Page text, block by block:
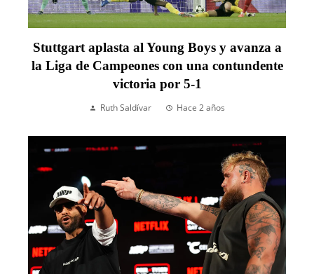
Stuttgart aplasta al Young Boys y avanza a
la Liga de Campeones con una contundente
victoria por 5-1
Ruth Saldívar Hace 2 años